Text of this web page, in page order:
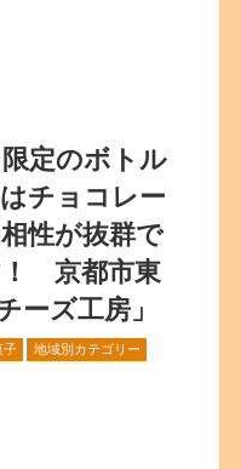
定のボトル
チョコレー
性が抜群で
！ 京都市東
ズ工房」
子 地域別カテゴリー